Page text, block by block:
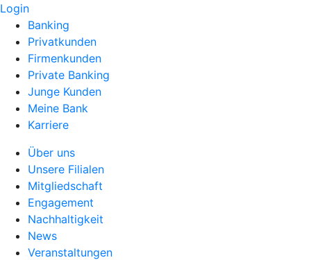
Login
Banking
Privatkunden
Firmenkunden
Private Banking
Junge Kunden
Meine Bank
Karriere
Über uns
Unsere Filialen
Mitgliedschaft
Engagement
Nachhaltigkeit
News
Veranstaltungen